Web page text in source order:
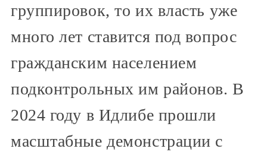
группировок, то их власть уже
много лет ставится под вопрос
гражданским населением
подконтрольных им районов. В
2024 году в Идлибе прошли
масштабные демонстрации с